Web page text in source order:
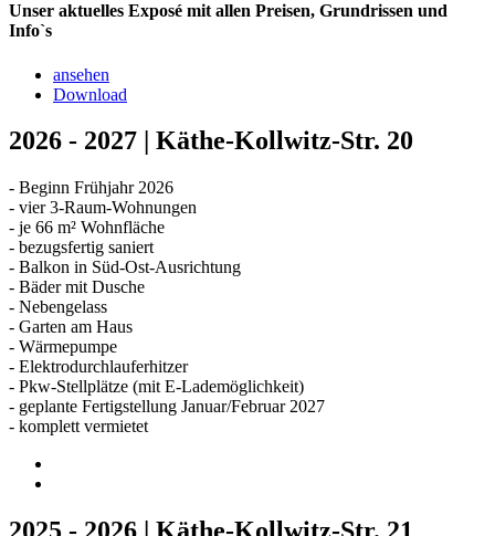
Unser aktuelles Exposé mit allen Preisen, Grundrissen und
Info`s
ansehen
Download
2026 - 2027 | Käthe-Kollwitz-Str. 20
- Beginn Frühjahr 2026
- vier 3-Raum-Wohnungen
- je 66 m² Wohnfläche
- bezugsfertig saniert
- Balkon in Süd-Ost-Ausrichtung
- Bäder mit Dusche
- Nebengelass
- Garten am Haus
- Wärmepumpe
- Elektrodurchlauferhitzer
- Pkw-Stellplätze (mit E-Lademöglichkeit)
- geplante Fertigstellung Januar/Februar 2027
- komplett vermietet